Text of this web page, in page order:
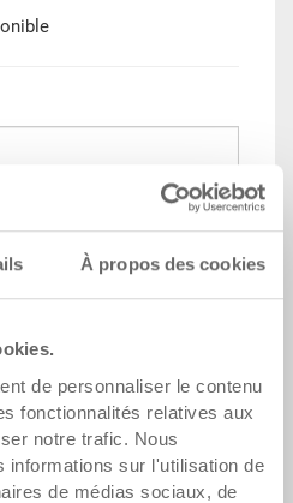
À propos des cookies
de personnaliser le contenu
fonctionnalités relatives aux
notre trafic. Nous
informations sur l'utilisation de
de médias sociaux, de
Prix
CHF 9.80
CHF 8.95
CHF 7.75